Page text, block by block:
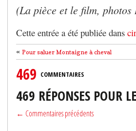
(La pièce et le film, photos
Cette entrée a été publiée dans
« Pour saluer Montaigne à cheval
469 COMMENTAIRES
469 RÉPONSES POUR
← Commentaires précédents